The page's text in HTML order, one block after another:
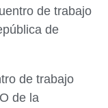
de trabajo
de
de trabajo
de la